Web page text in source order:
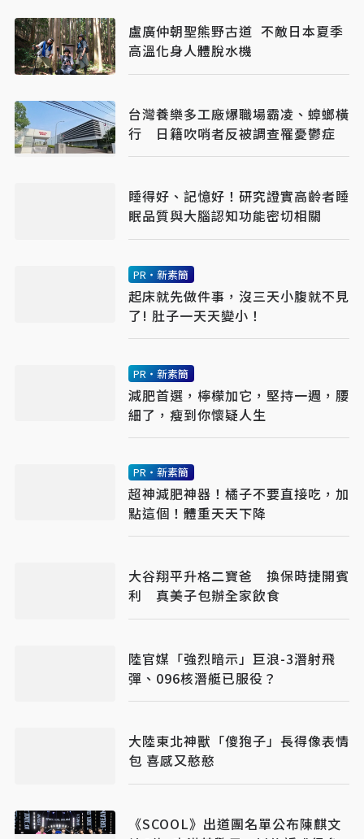
盧廣仲朝聖熊野古道 不敵日本夏季
高溫化身人體脫水機
台灣養樂多工廠爆職場霸凌、蟑螂橫
行 日籍吹哨者反被調查罹憂鬱症
睡得好、記憶好！研究證實高齡者睡
眠品質與大腦認知功能密切相關
PR・新素簡
起床就先做件事，沒三天小腹就不見
了! 肚子一天天變小！
PR・新素簡
減肥首選，檸檬加它，堅持一週，腰
細了，瘦到你懷疑人生
PR・新素簡
超神減肥神器！橘子不要直接吃，加
點這個！體重天天下降
大谷翔平升格二寶爸 換保時捷開賓
利 真美子包辦全家飲食
陸官媒「強烈暗示」巨浪-3潛射飛
彈、096核潛艇已服役？
大陸東北神獸「傻狍子」長得像表情
包 喜感又憨憨
《SCOOL》出道團名單公布陳麒文